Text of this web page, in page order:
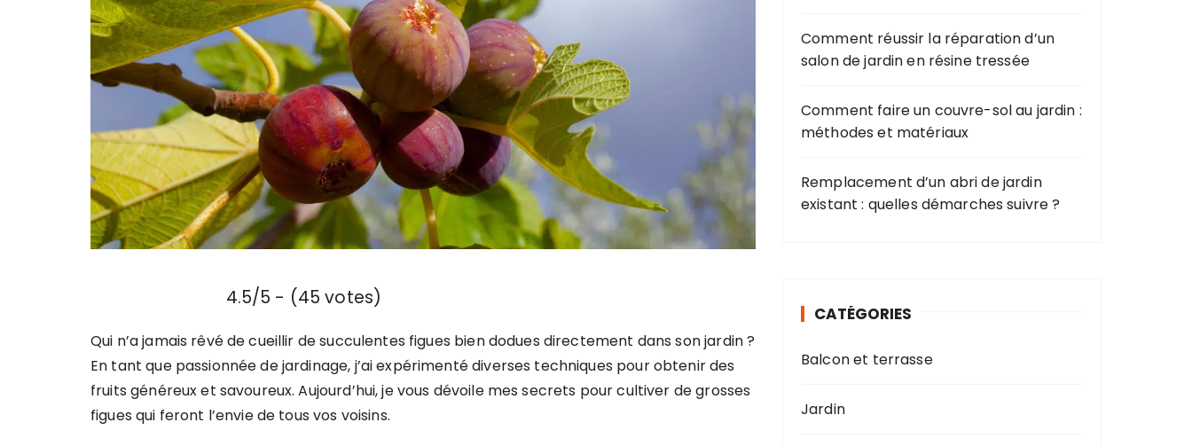
4.5/5 - (45 votes)
Qui n’a jamais rêvé de cueillir de succulentes figues bien dodues directement dans son jardin ?
En tant que passionnée de jardinage, j’ai expérimenté diverses techniques pour obtenir des
fruits généreux et savoureux. Aujourd’hui, je vous dévoile mes secrets pour cultiver de grosses
figues qui feront l’envie de tous vos voisins.
Comment réussir la réparation d’un
salon de jardin en résine tressée
Comment faire un couvre-sol au jardin :
méthodes et matériaux
Remplacement d’un abri de jardin
existant : quelles démarches suivre ?
CATÉGORIES
Balcon et terrasse
Jardin